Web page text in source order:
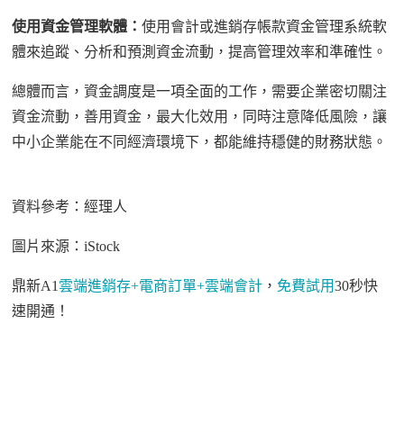
使用資金管理軟體：使用會計或進銷存帳款資金管理系統軟
體來追蹤、分析和預測資金流動，提高管理效率和準確性。
總體而言，資金調度是一項全面的工作，需要企業密切關注
資金流動，善用資金，最大化效用，同時注意降低風險，讓
中小企業能在不同經濟環境下，都能維持穩健的財務狀態。
資料參考：經理人
圖片來源：iStock
鼎新A1雲端進銷存+電商訂單+雲端會計 ， 免費試用30秒快
速開通！